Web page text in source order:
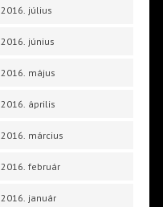
2016. július
2016. június
2016. május
2016. április
2016. március
2016. február
2016. január